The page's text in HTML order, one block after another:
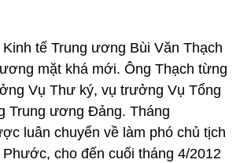
tế Trung ương Bùi Văn Thạch
mặt khá mới. Ông Thạch từng
Vụ Thư ký, vụ trưởng Vụ Tổng
Trung ương Đảng. Tháng
luân chuyển về làm phó chủ tịch
cho đến cuối tháng 4/2012